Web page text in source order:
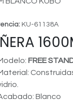
KU-61138A
FREE
Blanco